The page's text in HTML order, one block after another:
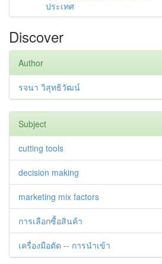
ประเทศ
Discover
Author
รจนา วิสุทธิวัฒน์
Subject
cutting tools
decision making
marketing mix factors
การเลือกซื้อสินค้า
เครื่องมือตัด -- การนำเข้า